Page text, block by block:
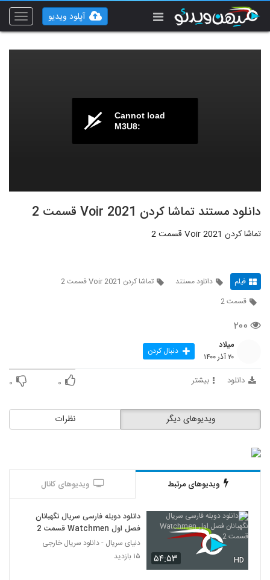
Toggle
آپلود ویدیو
Cannot load
M3U8:
دانلود مستند تماشا کردن Voir 2021 قسمت 2
تماشا کردن Voir 2021 قسمت 2
فیلم دانلود مستند
تماشا کردن Voir 2021 قسمت 2
قسمت 2
۲۰۰
میلاد
۲۰ آذر ۱۴۰۰ دنبال کردن
دانلود بیشتر ۰ ۰
نظرات ویدیوهای دیگر
ویدیوهای مرتبط ویدیوهای کانال
۵۴:۵۳ HD
دانلود دوبله فارسی سریال نگهبانان
فصل اول Watchmen قسمت 2
دنیای سریال - دانلود سریال خارجی
۱۵ بازدید